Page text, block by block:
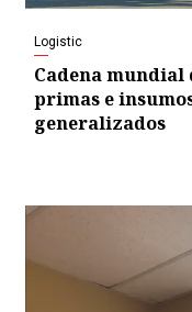
Logistic
Cadena
primas e
generalizados
Video